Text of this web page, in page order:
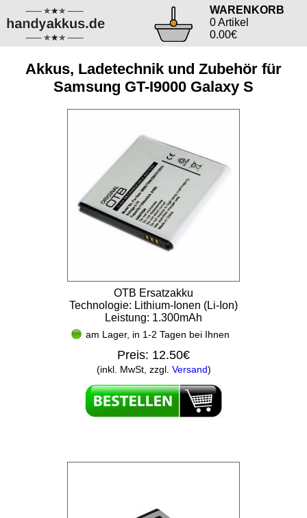
WARENKORB
0 Artikel
0.00€
Akkus, Ladetechnik und Zubehör für
Samsung GT-I9000 Galaxy S
OTB Ersatzakku
Technologie: Lithium-Ionen (Li-Ion)
Leistung: 1.300mAh
am Lager, in 1-2 Tagen bei Ihnen
Preis: 12.50€
(inkl. MwSt, zzgl. Versand)